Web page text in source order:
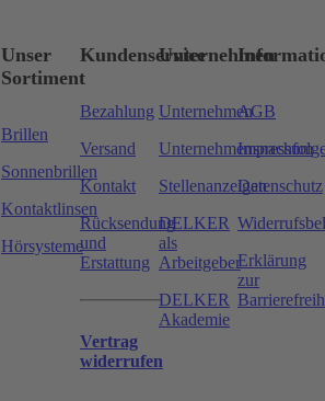
Unser
Sortiment
Brillen
Sonnenbrillen
Kontaktlinsen
Hörsysteme
Kundenservice
Bezahlung
Versand
Kontakt
Rücksendung
und
Erstattung
Vertrag
widerrufen
Unternehmen
Unternehmen
Stellenanzeigen
DELKER
als
Arbeitgeber
DELKER
Akademie
AGB
Impressum
Datenschutz
Erklärung
zur